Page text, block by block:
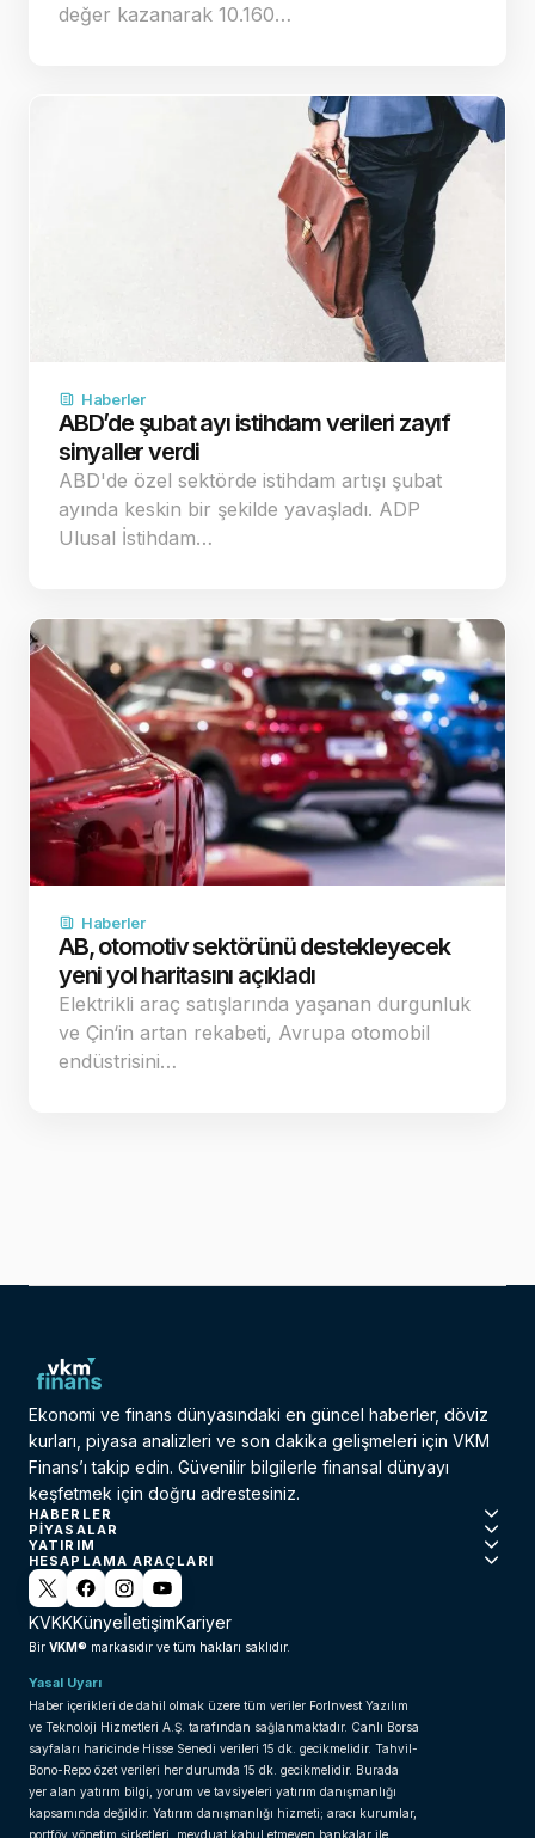
değer kazanarak 10.160…
Haberler
ABD’de şubat ayı istihdam verileri zayıf
sinyaller verdi
ABD'de özel sektörde istihdam artışı şubat
ayında keskin bir şekilde yavaşladı. ADP
Ulusal İstihdam…
Haberler
AB, otomotiv sektörünü destekleyecek
yeni yol haritasını açıkladı
Elektrikli araç satışlarında yaşanan durgunluk
ve Çin‘in artan rekabeti, Avrupa otomobil
endüstrisini…
Ekonomi ve finans dünyasındaki en güncel haberler, döviz
kurları, piyasa analizleri ve son dakika gelişmeleri için VKM
Finans’ı takip edin. Güvenilir bilgilerle finansal dünyayı
keşfetmek için doğru adrestesiniz.
HABERLER
PIYASALAR
YATIRIM
HESAPLAMA ARAÇLARI
KVKKKünyeİletişimKariyer
Bir VKM® markasıdır ve tüm hakları saklıdır.
Yasal Uyarı
Haber içerikleri de dahil olmak üzere tüm veriler ForInvest Yazılım
ve Teknoloji Hizmetleri A.Ş. tarafından sağlanmaktadır. Canlı Borsa
sayfaları haricinde Hisse Senedi verileri 15 dk. gecikmelidir. Tahvil-
Bono-Repo özet verileri her durumda 15 dk. gecikmelidir. Burada
yer alan yatırım bilgi, yorum ve tavsiyeleri yatırım danışmanlığı
kapsamında değildir. Yatırım danışmanlığı hizmeti; aracı kurumlar,
portföy yönetim şirketleri, mevduat kabul etmeyen bankalar ile